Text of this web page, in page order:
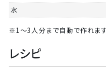
水
※1～3人分まで自動で作れます
レシピ